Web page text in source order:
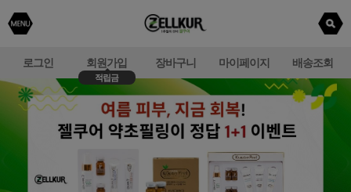
로그인 회원가입
적립금
장바구니 마이페이지 배송조회